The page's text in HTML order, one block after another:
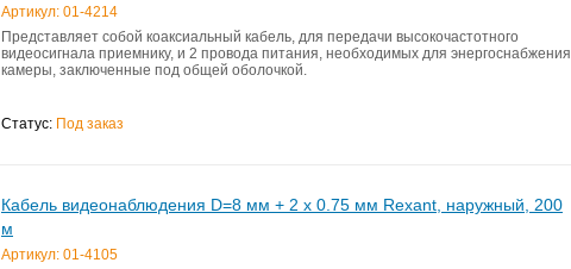
Артикул: 01-4214
Представляет собой коаксиальный кабель, для передачи высокочастотного
видеосигнала приемнику, и 2 провода питания, необходимых для энергоснабжения
камеры, заключенные под общей оболочкой.
Статус: Под заказ
Кабель видеонаблюдения D=8 мм + 2 x 0.75 мм Rexant, наружный, 200
м
Артикул: 01-4105